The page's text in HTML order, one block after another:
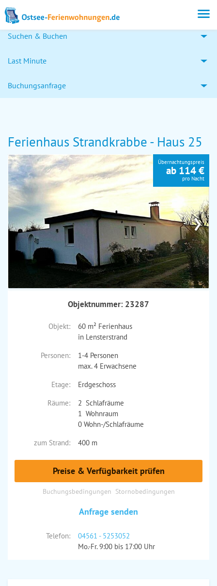
Suchen & Buchen
Last Minute
Buchungsanfrage
Ferienhaus Strandkrabbe - Haus 25
›
Übernachtungspreis
ab 114 €
pro Nacht
Objektnummer: 23287
Objekt:
60 m² Ferienhaus
in Lensterstrand
Personen:
1-4 Personen
max. 4 Erwachsene
Etage:
Erdgeschoss
Räume:
2 Schlafräume
1 Wohnraum
0 Wohn-/Schlafräume
zum Strand:
400 m
Preise & Verfügbarkeit prüfen
Buchungsbedingungen Stornobedingungen
Anfrage senden
Telefon:
04561 - 5253052
Mo.-Fr. 9:00 bis 17:00 Uhr